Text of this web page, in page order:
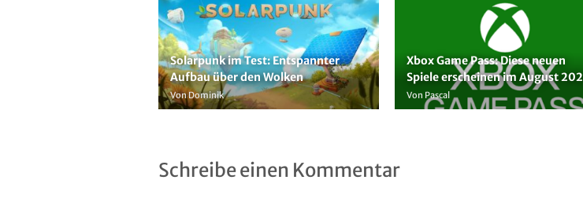
Solarpunk im Test: Entspannter
Aufbau über den Wolken
Von Dominik
Xbox Game Pass: Diese neuen
Spiele erscheinen im August
Von Pascal
Schreibe einen Kommentar